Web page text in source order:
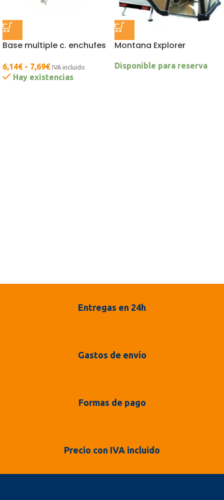
Base multiple c. enchufes
6,14€ - 7,69€ IVA incluido
Hay existencias
Montana Explorer
Disponible para reserva
Entregas en 24h
Gastos de envío
Formas de pago
Precio con IVA incluido